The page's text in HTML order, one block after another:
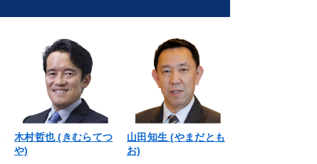
木村哲也 (きむらてつ
や)
山田知生 (やまだとも
お)